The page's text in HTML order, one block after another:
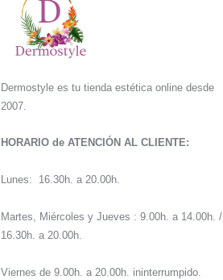
Dermostyle es tu tienda estética online desde
2007.
HORARIO de ATENCIÓN AL CLIENTE:
Lunes: 16.30h. a 20.00h.
Martes, Miércoles y Jueves : 9.00h. a 14.00h. /
16.30h. a 20.00h.
Viernes de 9.00h. a 20.00h. ininterrumpido.